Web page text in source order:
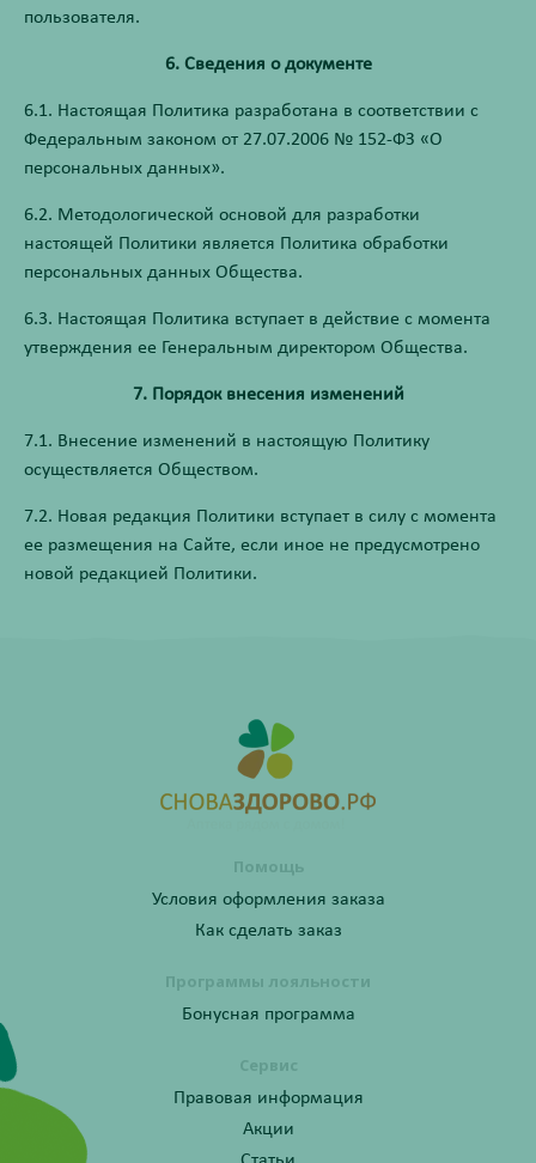
пользователя.
6. Сведения о документе
6.1. Настоящая Политика разработана в соответствии с
Федеральным законом от 27.07.2006 № 152-ФЗ «О
персональных данных».
6.2. Методологической основой для разработки
настоящей Политики является Политика обработки
персональных данных Общества.
6.3. Настоящая Политика вступает в действие с момента
утверждения ее Генеральным директором Общества.
7. Порядок внесения изменений
7.1. Внесение изменений в настоящую Политику
осуществляется Обществом.
7.2. Новая редакция Политики вступает в силу с момента
ее размещения на Сайте, если иное не предусмотрено
новой редакцией Политики.
Помощь
Условия оформления заказа
Как сделать заказ
Программы лояльности
Бонусная программа
Сервис
Правовая информация
Акции